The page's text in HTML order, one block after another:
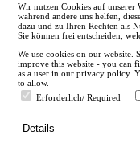
en
Wir nutzen Cookies auf unserer
während andere uns helfen,
dazu und zu Ihren Rechten als
Sie können frei entscheiden,
We use cookies on our website.
improve this website - you can
as a user in our privacy policy.
to allow.
Erforderlich/ Required
Details